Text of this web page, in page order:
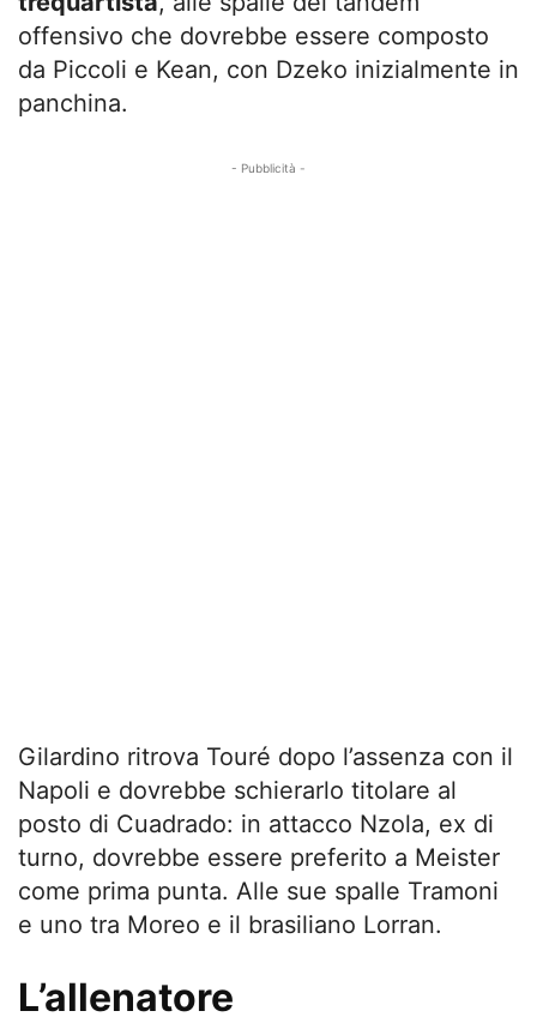
offensivo che dovrebbe essere composto
da Piccoli e Kean, con Dzeko inizialmente in
panchina.
- Pubblicità -
Gilardino ritrova Touré dopo l’assenza con il
Napoli e dovrebbe schierarlo titolare al
posto di Cuadrado: in attacco Nzola, ex di
turno, dovrebbe essere preferito a Meister
come prima punta. Alle sue spalle Tramoni
e uno tra Moreo e il brasiliano Lorran.
L’allenatore